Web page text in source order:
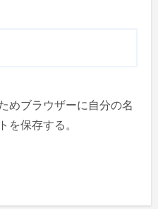
めブラウザーに自分の名
を保存する。